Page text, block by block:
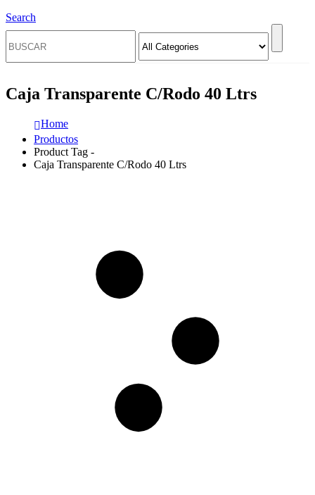
Search
Caja Transparente C/Rodo 40 Ltrs
Home
Productos
Product Tag -
Caja Transparente C/Rodo 40 Ltrs